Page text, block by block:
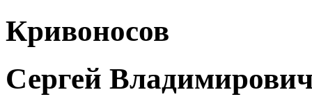
Кривоносов
Сергей